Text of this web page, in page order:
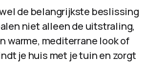
de belangrijkste beslissing
niet alleen de uitstraling,
warme, mediterrane look of
je huis met je tuin en zorgt